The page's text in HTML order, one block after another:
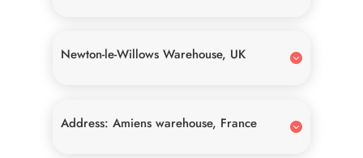
Newton-le-Willows Warehouse, UK
Address: Amiens warehouse, France